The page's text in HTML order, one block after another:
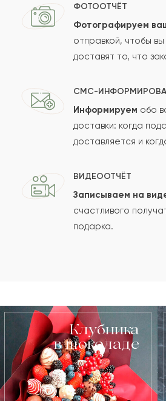
ФОТООТЧЁТ
Фотографируем
отправкой, чтобы
доставят то, что
СМС-
Информируем обо
доставки: когда
доставляется и
ВИДЕООТЧЁТ
Записываем на
счастливого
подарка.
Клубника
в шоколаде